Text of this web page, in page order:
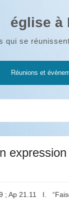
église à
qui se
Réunions et
expression
; Ap 21.11 I.